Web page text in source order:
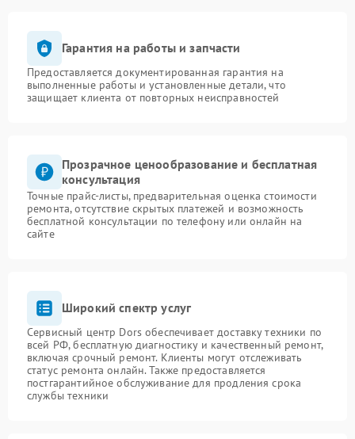
Гарантия на работы и запчасти
Предоставляется документированная гарантия на
выполненные работы и установленные детали, что
защищает клиента от повторных неисправностей
Прозрачное ценообразование и бесплатная
консультация
Точные прайс-листы, предварительная оценка стоимости
ремонта, отсутствие скрытых платежей и возможность
бесплатной консультации по телефону или онлайн на
сайте
Широкий спектр услуг
Сервисный центр Dors обеспечивает доставку техники по
всей РФ, бесплатную диагностику и качественный ремонт,
включая срочный ремонт. Клиенты могут отслеживать
статус ремонта онлайн. Также предоставляется
постгарантийное обслуживание для продления срока
службы техники